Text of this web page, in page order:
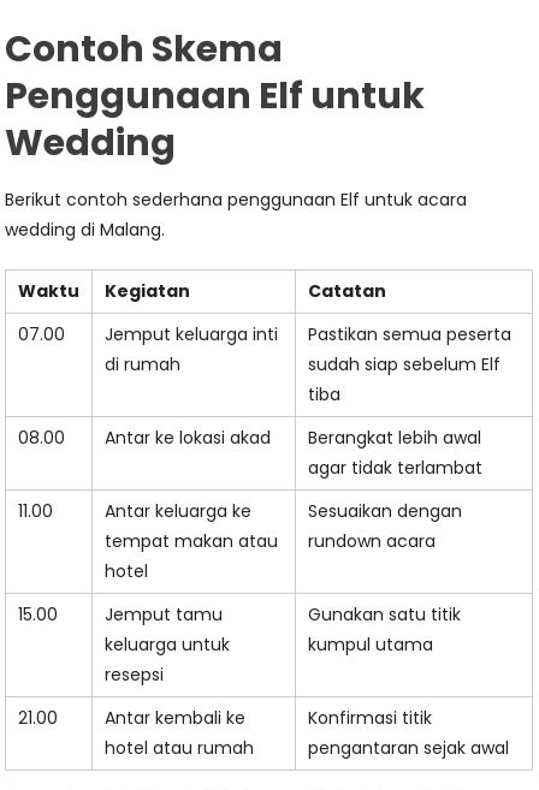
Contoh Skema
Penggunaan Elf untuk
Wedding
Berikut contoh sederhana penggunaan Elf untuk acara
wedding di Malang.
Waktu Kegiatan
Catatan
07.00
Jemput keluarga inti
di rumah
Pastikan semua peserta
sudah siap sebelum Elf
tiba
08.00
Antar ke lokasi akad
Berangkat lebih awal
agar tidak terlambat
11.00
Antar keluarga ke
tempat makan atau
hotel
Sesuaikan dengan
rundown acara
15.00
Jemput tamu
keluarga untuk
resepsi
Gunakan satu titik
kumpul utama
21.00
Antar kembali ke
hotel atau rumah
Konfirmasi titik
pengantaran sejak awal